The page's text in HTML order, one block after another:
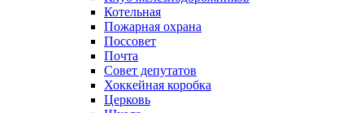
Котельная
Пожарная охрана
Поссовет
Почта
Совет депутатов
Хоккейная коробка
Церковь